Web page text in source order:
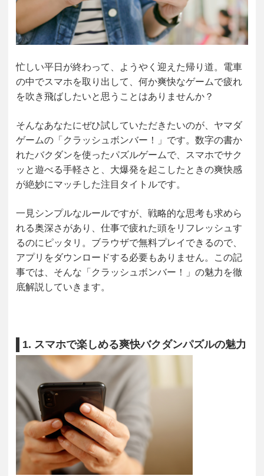
忙しい平日が終わって、ようやく迎えた帰り道。電車
の中でスマホを取り出して、何か爽快なゲームで疲れ
を吹き飛ばしたいと思うことはありませんか？
そんなあなたにぜひ試していただきたいのが、ヤマダ
ゲームの「 クラッシュボンバー！
」です。数字の書か
れたバクダンを使ったパズルゲームで、スマホでサク
ッと遊べる手軽さと、大爆発を起こしたときの爽快感
が絶妙にマッチした注目タイトルです。
一見シンプルなルールですが、戦略的な思考も求めら
れる奥深さがあり、仕事で疲れた頭をリフレッシュす
るのにピッタリ。ブラウザで無料プレイできるので、
アプリをダウンロードする必要もありません。この記
事では、そんな「クラッシュボンバー！」の魅力を徹
底解説していきます。
1. スマホで楽しめる爽快バクダンパズルの魅力